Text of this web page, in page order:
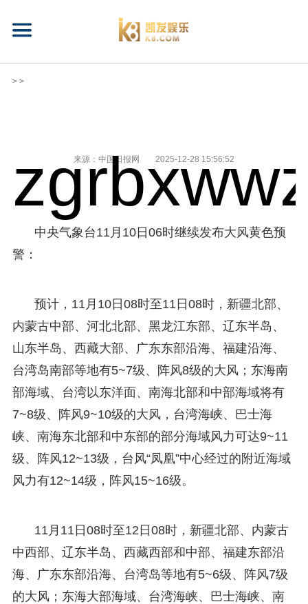
> >
来源：中国日报网 2025-12-28 15:56:52
中央气象台11月10日06时继续发布大风黄色预
警：
预计，11月10日08时至11日08时，新疆北部、
内蒙古中部、河北北部、黑龙江东部、辽东半岛、
山东半岛、西藏大部、广东东部沿海、福建沿海、
台湾岛南部等地有5~7级、阵风8级的大风；东海南
部海域、台湾以东洋面、南海北部和中部海域将有
7~8级、阵风9~10级的大风，台湾海峡、巴士海
峡、南海东北部和中东部的部分海域风力可达9~11
级、阵风12~13级，台风“凤凰”中心经过的附近海域
风力有12~14级，阵风15~16级。
11月11日08时至12日08时，新疆北部、内蒙古
中西部、辽东半岛、西藏西部和中部、福建东部沿
海、广东东部沿海、台湾岛等地有5~6级、阵风7级
的大风；东海大部海域、台湾海峡、巴士海峡、南